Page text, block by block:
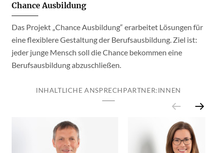
Chance Ausbildung
Das Projekt „Chance Ausbildung“ erarbeitet Lösungen für
eine flexiblere Gestaltung der Berufsausbildung. Ziel ist:
jeder junge Mensch soll die Chance bekommen eine
Berufsausbildung abzuschließen.
INHALTLICHE ANSPRECHPARTNER:INNEN